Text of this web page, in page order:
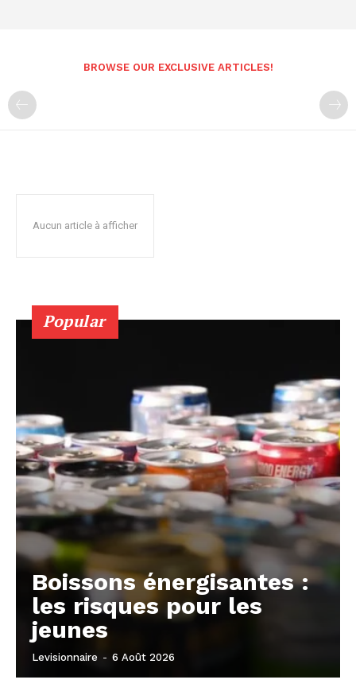
BROWSE OUR EXCLUSIVE ARTICLES!
Aucun article à afficher
Popular
Boissons énergisantes :
les risques pour les
jeunes
Levisionnaire - 6 Août 2026